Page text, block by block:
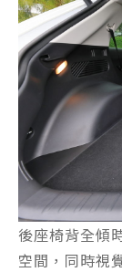
後座椅背全傾
空間，同時視